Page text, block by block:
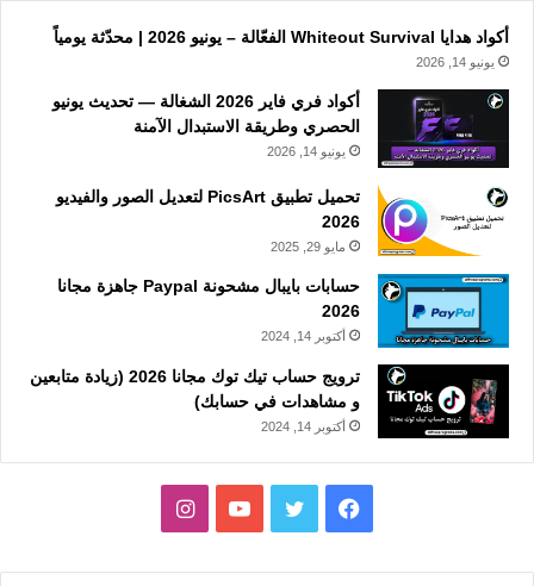
أكواد هدايا Whiteout Survival الفعّالة – يونيو 2026 | محدّثة يومياً
يونيو 14, 2026
أكواد فري فاير 2026 الشغالة — تحديث يونيو
الحصري وطريقة الاستبدال الآمنة
يونيو 14, 2026
تحميل تطبيق PicsArt لتعديل الصور والفيديو
2026
مايو 29, 2025
حسابات بايبال مشحونة Paypal جاهزة مجانا
2026
أكتوبر 14, 2024
ترويج حساب تيك توك مجانا 2026 (زيادة متابعين
و مشاهدات في حسابك)
أكتوبر 14, 2024
فيسبوك تويتر يوتيوبانستقرام